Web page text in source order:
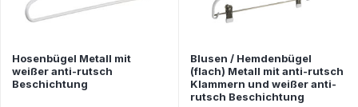
Hosenbügel Metall mit
weißer anti-rutsch
Beschichtung
Blusen / Hemdenbügel
(flach) Metall mit anti-rutsch
Klammern und weißer anti-
rutsch Beschichtung